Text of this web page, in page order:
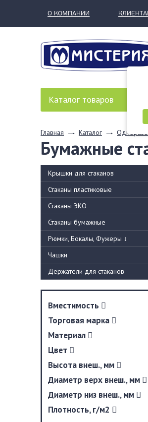
О КОМПАНИИ
Каталог товаров
Главная Каталог
Бумажные
Крышки для стаканов
Стаканы пластиковые
Стаканы ЭКО
Стаканы бумажные
Рюмки, Бокалы, Фужеры ↓
Чашки
Держатели для стаканов
Вместимость
Торговая марка
Материал
Цвет
Высота внеш., мм
Диаметр верх внеш., мм
Диаметр низ внеш., мм
Плотность, г/м2